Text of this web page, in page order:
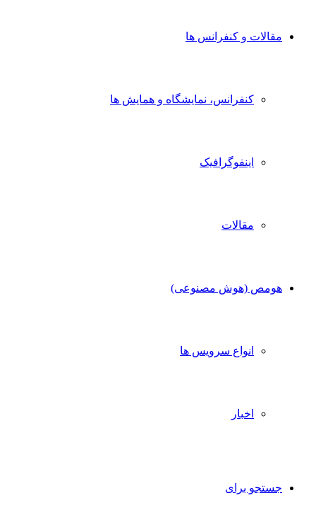
مقالات و کنفرانس ها
کنفرانس، نمایشگاه و همایش ها
اینفوگرافیک
مقالات
هومص (هوش مصنوعی)
انواع سرویس ها
اخبار
جستجو برای